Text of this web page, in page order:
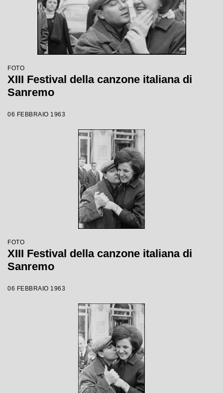
FOTO
XIII Festival della canzone italiana di
Sanremo
06 FEBBRAIO 1963
FOTO
XIII Festival della canzone italiana di
Sanremo
06 FEBBRAIO 1963